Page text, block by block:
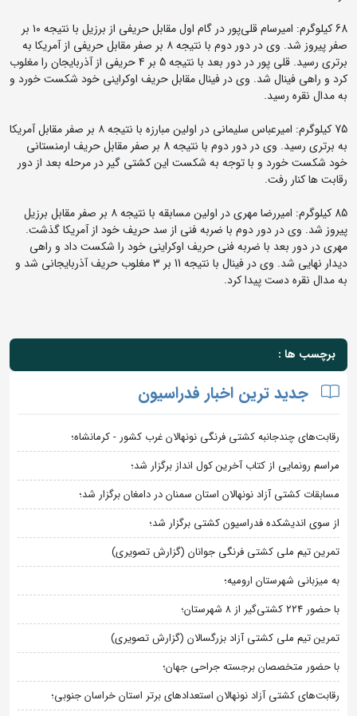
68 کیلوگرم: امیرسام قلی‌پور در گام اول مقابل حریفی از برزیل با نتیجه ۱۰ بر
صفر پیروز شد. وی در دور دوم با نتیجه ۸ بر صفر مقابل حریفی از آمریکا به
برتری رسید. قلی پور در دور بعد با نتیجه 5 بر 4 حریفی از آذربایجان را مغلوب
کرد و راهی فینال شد. وی در فینال مقابل حریف اوکراینی خود شکست خورد و
به مدال نقره رسید.
75 کیلوگرم: امیرعباس سلیمانی در اولین مبارزه با نتیجه ۸ بر صفر مقابل آمریکا
به برتری رسید. وی در دور دوم با نتیجه 8 بر صفر مقابل حریف ارمنستانی
خود شکست خورد و با توجه به شکست این کشتی گیر در مرحله بعد از دور
رقابت ها کنار رفت.
85 کیلوگرم: امیررضا مهری در اولین مسابقه با نتیجه ۸ بر صفر مقابل برزیل
پیروز شد. وی در دور دوم با ضربه فنی از سد حریف خود از آمریکا گذشت.
مهری در دور بعد با ضربه فنی حریف اوکراینی خود را شکست داد و راهی
دیدار نهایی شد. وی در فینال با نتیجه 11 بر 3 مغلوب حریف آذربایجانی شد و
به مدال نقره دست پیدا کرد.
برچسب ها :
جدید ترین اخبار فدراسیون
رقابت‌های چندجانبه کشتی فرنگی نونهالان غرب کشور - کرمانشاه؛
مراسم رونمایی از کتاب آخرین کول انداز برگزار شد؛
مسابقات کشتی آزاد نونهالان استان سمنان در دامغان برگزار شد؛
از سوی اندیشکده فدراسیون کشتی برگزار شد؛
تمرین تیم ملی کشتی فرنگی جوانان (گزارش تصویری)
به میزبانی شهرستان ارومیه؛
با حضور ۲۲۴ کشتی‌گیر از ۸ شهرستان؛
تمرین تیم ملی کشتی آزاد بزرگسالان (گزارش تصویری)
با حضور متخصصان برجسته جراحی جهان؛
رقابت‌های کشتی آزاد نونهالان استعدادهای برتر استان خراسان جنوبی؛